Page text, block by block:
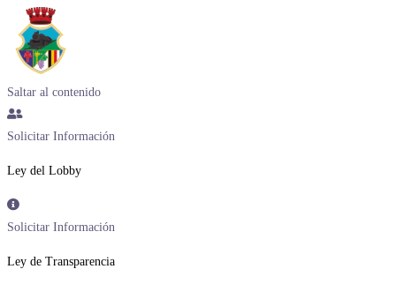
Saltar al contenido
Solicitar Información
Ley del Lobby
Solicitar Información
Ley de Transparencia